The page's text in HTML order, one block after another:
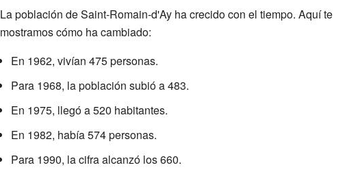
La población de Saint-Romain-d'Ay ha crecido con el tiempo. Aquí te
mostramos cómo ha cambiado:
En 1962, vivían 475 personas.
Para 1968, la población subió a 483.
En 1975, llegó a 520 habitantes.
En 1982, había 574 personas.
Para 1990, la cifra alcanzó los 660.